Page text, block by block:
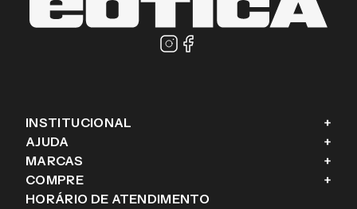
INSTITUCIONAL +
Sobre a eÓtica
AJUDA +
Trocas e Devoluções
MARCAS +
Ray-Ban
COMPRE +
HORÁRIO DE ATENDIMENTO